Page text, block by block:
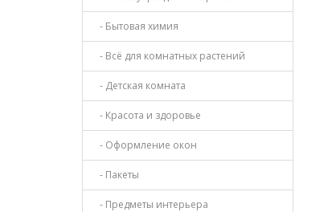
- Бытовая химия
- Всё для комнатных растений
- Детская комната
- Красота и здоровье
- Оформление окон
- Пакеты
- Предметы интерьера